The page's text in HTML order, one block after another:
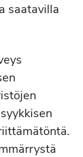
saatavilla